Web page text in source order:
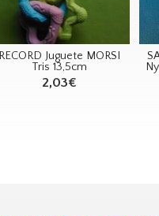
RECORD Juguete MORSI
Tris 13,5cm
2,03€